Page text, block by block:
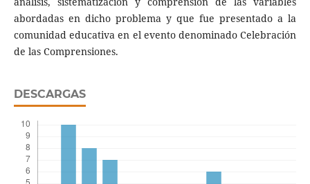
abordadas en dicho problema y que fue presentado a la
comunidad educativa en el evento denominado Celebración
de las Comprensiones.
DESCARGAS